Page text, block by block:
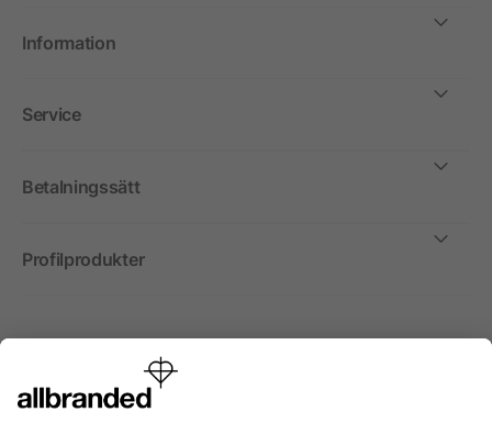
Information
Service
Betalningssätt
Profilprodukter
Internationellt